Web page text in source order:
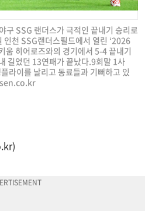
구 SSG 랜더스가 극적인 끝내기 승리로
천 SSG랜더스필드에서 열린 ‘2026
움 히어로즈와의 경기에서 5-4 끝내기
길었던 13연패가 끝났다.9회말 1사
라이를 날리고 동료들과 기뻐하고 있
)